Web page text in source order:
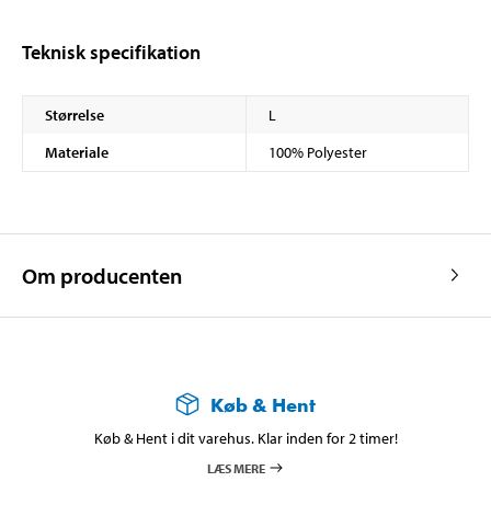
Teknisk specifikation
Størrelse
L
Materiale
100% Polyester
Om producenten
Køb & Hent
Køb & Hent i dit varehus. Klar inden for 2 timer!
LÆS MERE